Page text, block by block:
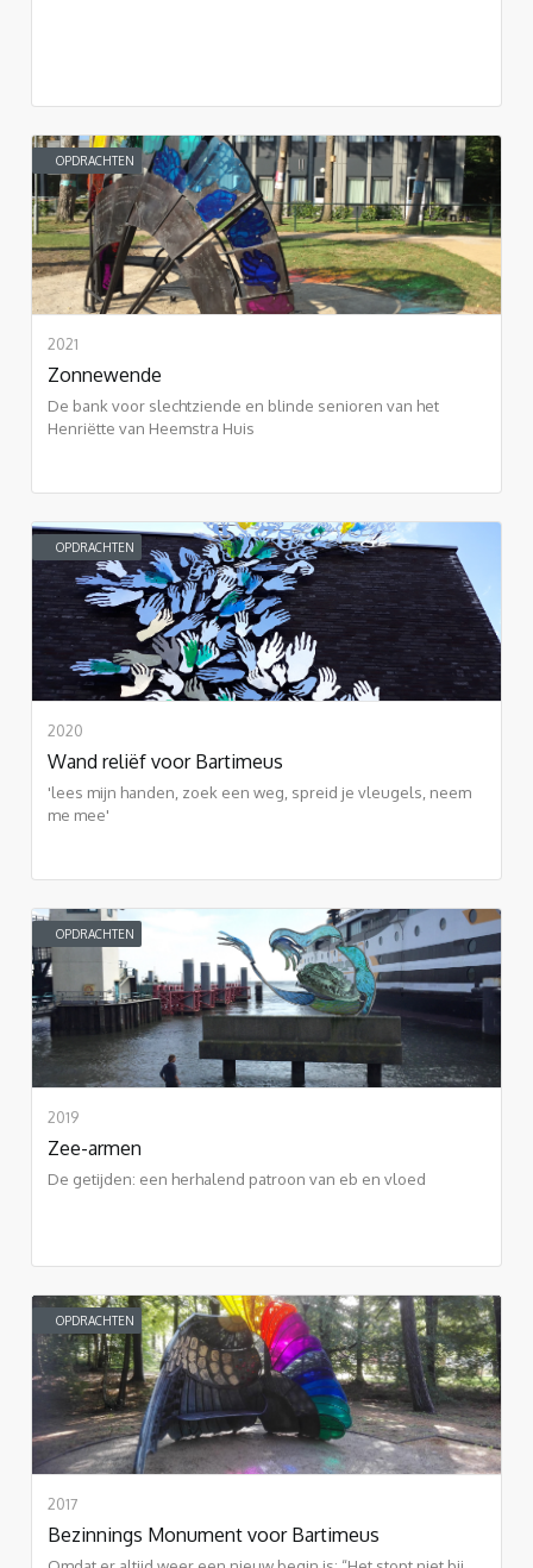
OPDRACHTEN
2021
Zonnewende
De bank voor slechtziende en blinde senioren van het
Henriëtte van Heemstra Huis
OPDRACHTEN
2020
Wand reliëf voor Bartimeus
'lees mijn handen, zoek een weg, spreid je vleugels, neem
me mee'
OPDRACHTEN
2019
Zee-armen
De getijden: een herhalend patroon van eb en vloed
OPDRACHTEN
2017
Bezinnings Monument voor Bartimeus